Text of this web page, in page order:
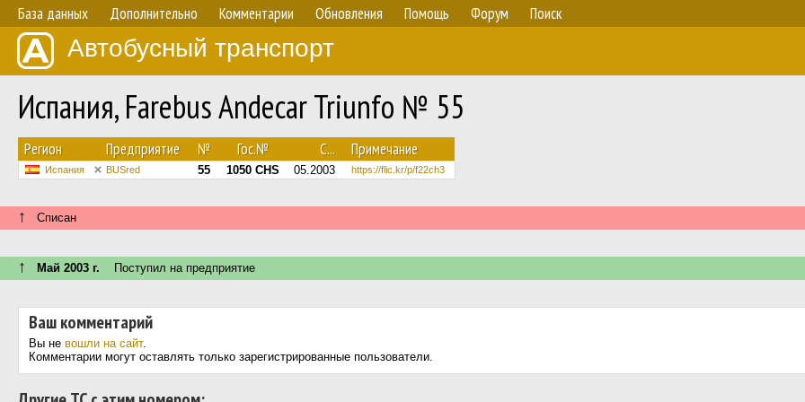
База данных Дополнительно Комментарии Обновления Помощь Форум Поиск
Автобусный транспорт
Испания, Farebus Andecar Triunfo № 55
Регион Предприятие № Гос.№ С... Примечание
Испания BUSred 55 1050 CHS 05.2003 https://flic.kr/p/f22ch3
↑ Списан
↑ Май 2003 г. Поступил на предприятие
Ваш комментарий
Вы не вошли на сайт.
Комментарии могут оставлять только зарегистрированные пользователи.